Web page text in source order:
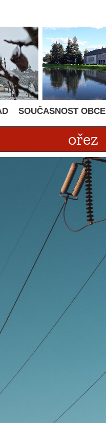
SOUČASNOST OBCE
ořez